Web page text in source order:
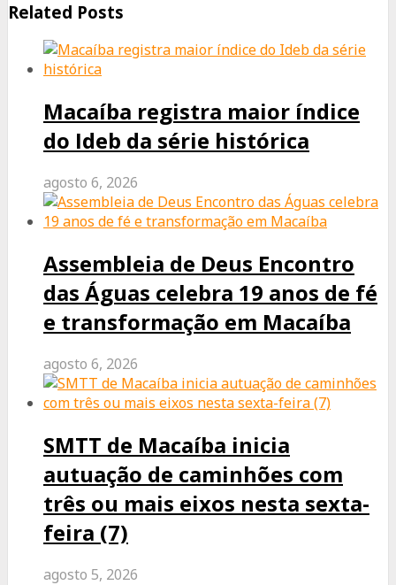
Related Posts
Macaíba registra maior índice
do Ideb da série histórica
agosto 6, 2026
Assembleia de Deus Encontro
das Águas celebra 19 anos de fé
e transformação em Macaíba
agosto 6, 2026
SMTT de Macaíba inicia
autuação de caminhões com
três ou mais eixos nesta sexta-
feira (7)
agosto 5, 2026